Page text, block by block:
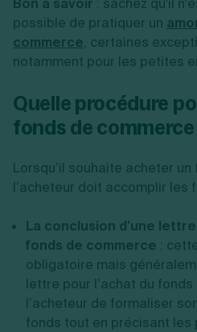
Bon à savoir : sachez qu'il
possible de pratiquer un
commerce, certaines
notamment pour les petites
Quelle procédure
fonds de commerce
Lorsqu’il souhaite acheter
l’acheteur doit accomplir les
La conclusion d’une
fonds de commerce :
obligatoire mais
lettre pour l’achat du
l’acheteur de formaliser
fonds tout en précisant les